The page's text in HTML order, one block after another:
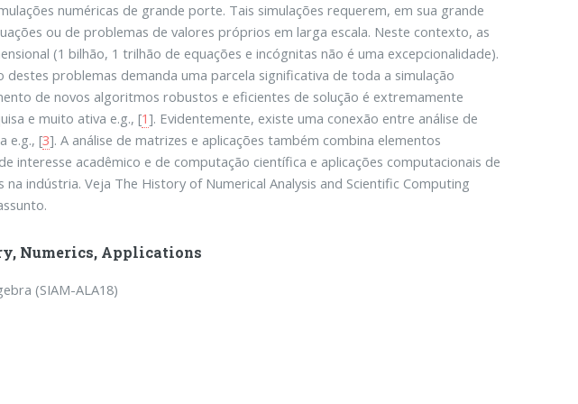
numéricas de grande porte. Tais simulações requerem, em sua grande
ou de problemas de valores próprios em larga escala. Neste contexto, as
(1 bilhão, 1 trilhão de equações e incógnitas não é uma excepcionalidade).
destes problemas demanda uma parcela significativa de toda a simulação
de novos algoritmos robustos e eficientes de solução é extremamente
e muito ativa e.g., [1]. Evidentemente, existe uma conexão entre análise de
e.g., [3]. A análise de matrizes e aplicações também combina elementos
interesse acadêmico e de computação científica e aplicações computacionais de
indústria. Veja The History of Numerical Analysis and Scientific Computing
Numerics, Applications
(SIAM-ALA18)